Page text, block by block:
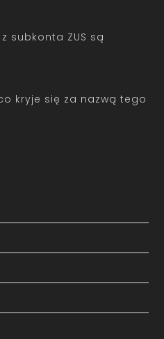
subkonta ZUS są
kryje się za nazwą tego